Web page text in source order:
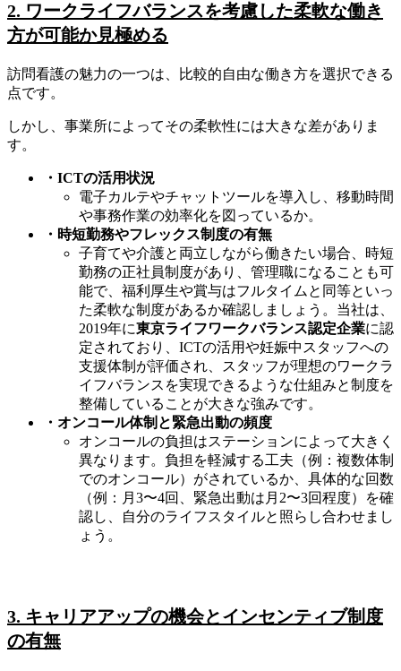
2. ワークライフバランスを考慮した柔軟な働き
方が可能か見極める
訪問看護の魅力の一つは、比較的自由な働き方を選択できる
点です。
しかし、事業所によってその柔軟性には大きな差がありま
す。
・ICTの活用状況
電子カルテやチャットツールを導入し、移動時間
や事務作業の効率化を図っているか。
・時短勤務やフレックス制度の有無
子育てや介護と両立しながら働きたい場合、時短
勤務の正社員制度があり、管理職になることも可
能で、福利厚生や賞与はフルタイムと同等といっ
た柔軟な制度があるか確認しましょう。当社は、
2019年に東京ライフワークバランス認定企業に認
定されており、ICTの活用や妊娠中スタッフへの
支援体制が評価され、スタッフが理想のワークラ
イフバランスを実現できるような仕組みと制度を
整備していることが大きな強みです。
・オンコール体制と緊急出動の頻度
オンコールの負担はステーションによって大きく
異なります。負担を軽減する工夫（例：複数体制
でのオンコール）がされているか、具体的な回数
（例：月3〜4回、緊急出動は月2〜3回程度）を確
認し、自分のライフスタイルと照らし合わせまし
ょう。
3. キャリアアップの機会とインセンティブ制度
の有無